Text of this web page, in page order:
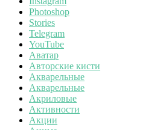
Photoshop
Stories
Telegram
YouTube
Аватар
Авторские кисти
Акварельные
Акварельные
Акриловые
Активности
Акции